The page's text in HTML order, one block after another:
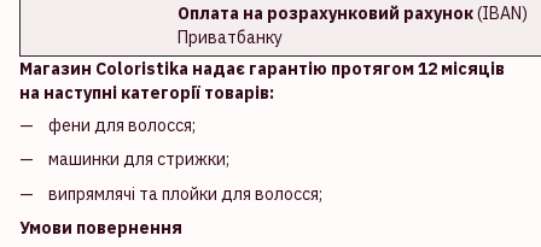
Оплата на розрахунковий рахунок(IBAN)
Приватбанку
Магазин Coloristika надає гарантію протягом 12 місяців
на наступні категорії товарів:
фени для волосся;
машинки для стрижки;
випрямлячі та плойки для волосся;
Умови повернення